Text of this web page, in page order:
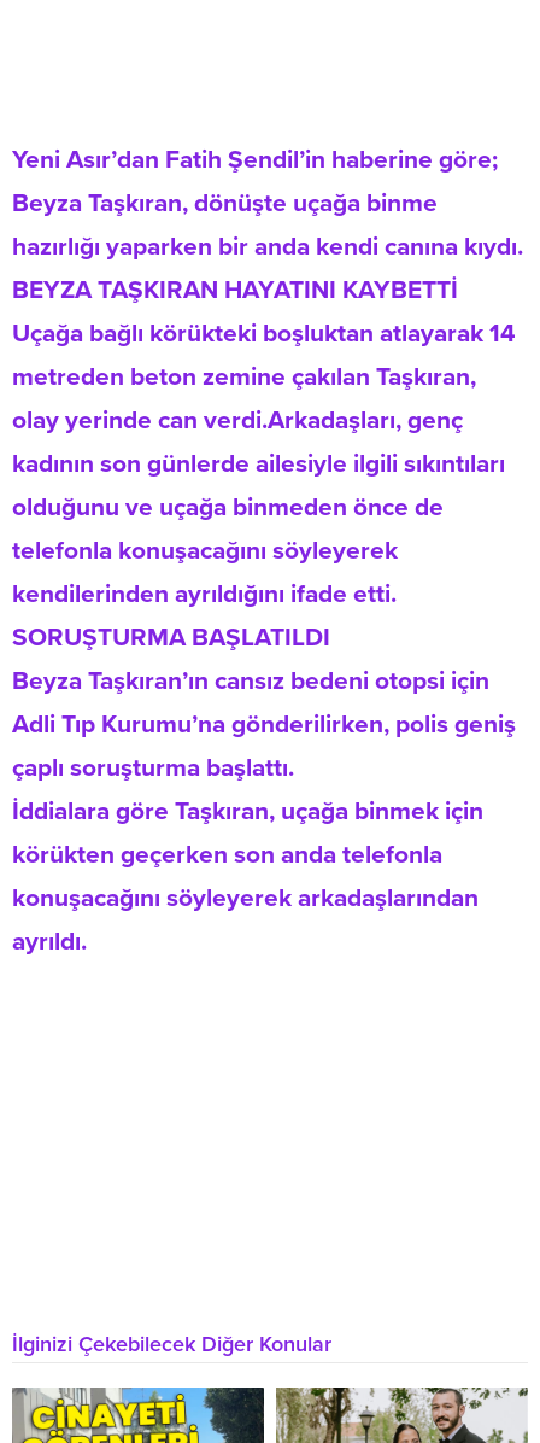
Yeni Asır’dan Fatih Şendil’in haberine göre;
Beyza Taşkıran, dönüşte uçağa binme
hazırlığı yaparken bir anda kendi canına kıydı.
BEYZA TAŞKIRAN HAYATINI KAYBETTİ
Uçağa bağlı körükteki boşluktan atlayarak 14
metreden beton zemine çakılan Taşkıran,
olay yerinde can verdi.Arkadaşları, genç
kadının son günlerde ailesiyle ilgili sıkıntıları
olduğunu ve uçağa binmeden önce de
telefonla konuşacağını söyleyerek
kendilerinden ayrıldığını ifade etti.
SORUŞTURMA BAŞLATILDI
Beyza Taşkıran’ın cansız bedeni otopsi için
Adli Tıp Kurumu’na gönderilirken, polis geniş
çaplı soruşturma başlattı.
İddialara göre Taşkıran, uçağa binmek için
körükten geçerken son anda telefonla
konuşacağını söyleyerek arkadaşlarından
ayrıldı.
İlginizi Çekebilecek Diğer Konular